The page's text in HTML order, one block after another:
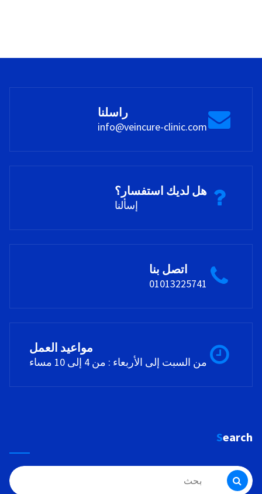
راسلنا
info@veincure-clinic.com
هل لديك استفسار؟
إسألنا
اتصل بنا
01013225741
مواعيد العمل
من السبت إلى الأربعاء : من 4 إلى 10 مساء
Search
البحث
عن: